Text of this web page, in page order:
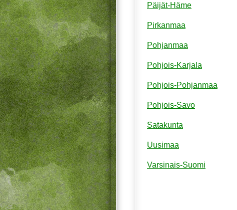
Päijät-Häme
Pirkanmaa
Pohjanmaa
Pohjois-Karjala
Pohjois-Pohjanmaa
Pohjois-Savo
Satakunta
Uusimaa
Varsinais-Suomi